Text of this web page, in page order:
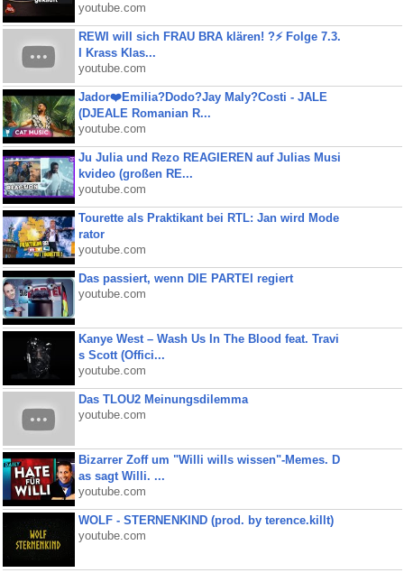
youtube.com
REWI will sich FRAU BRA klären! ?⚡️ Folge 7.3.
I Krass Klas...
youtube.com
Jador❤️Emilia?Dodo?Jay Maly?Costi - JALE
(DJEALE Romanian R...
youtube.com
Ju Julia und Rezo REAGIEREN auf Julias Musi
kvideo (großen RE...
youtube.com
Tourette als Praktikant bei RTL: Jan wird Mode
rator
youtube.com
Das passiert, wenn DIE PARTEI regiert
youtube.com
Kanye West – Wash Us In The Blood feat. Travi
s Scott (Offici...
youtube.com
Das TLOU2 Meinungsdilemma
youtube.com
Bizarrer Zoff um "Willi wills wissen"-Memes. D
as sagt Willi. ...
youtube.com
WOLF - STERNENKIND (prod. by terence.killt)
youtube.com